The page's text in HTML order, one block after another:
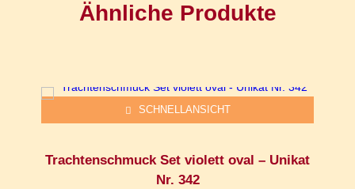
Ähnliche Produkte
SCHNELLANSICHT
Trachtenschmuck Set violett oval – Unikat
Nr. 342